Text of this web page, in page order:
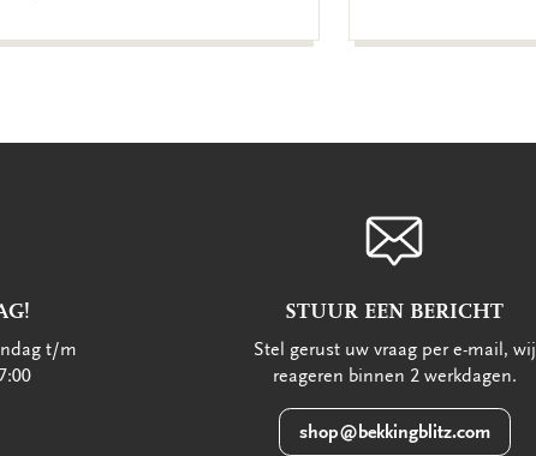
t/m
STUUR EEN BERICHT
Stel gerust uw vraag per e-mail, wij
reageren binnen 2 werkdagen.
shop@bekkingblitz.com